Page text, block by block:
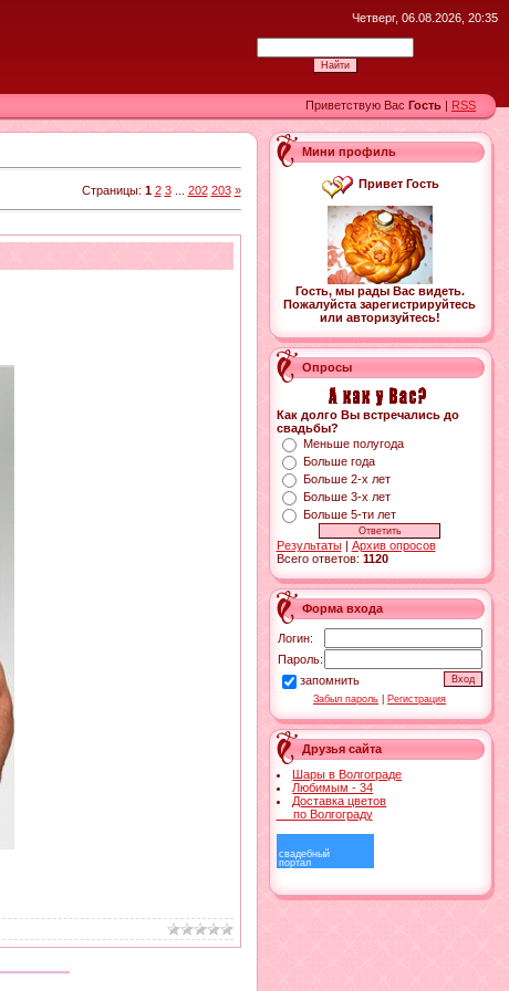
Четверг, 06.08.2026, 20:35
Приветствую Вас Гость | RSS
Страницы: 1 2 3 202 203 »
Мини профиль
Привет Гость
Гость, мы рады Вас видеть.
Пожалуйста зарегистрируйтесь
или авторизуйтесь!
Опросы
Как долго Вы встречались до
свадьбы?
Меньше полугода
Больше года
Больше 2-х лет
Больше 3-х лет
Больше 5-ти лет
Результаты| Архив опросов
Всего ответов: 1120
Форма входа
Логин:
Пароль:
запомнить
Забыл пароль Регистрация
Друзья сайта
Шары в Волгограде
Любимым - 34
Доставка цветов
по Волгограду
свадебный
портал